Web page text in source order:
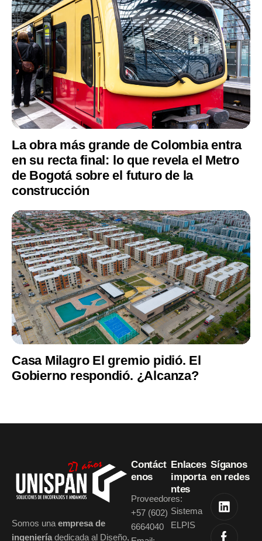
La obra más grande de Colombia entra
en su recta final: lo que revela el Metro
de Bogotá sobre el futuro de la
construcción
Casa Milagro El gremio pidió. El
Gobierno respondió. ¿Alcanza?
Somos una empresa de
ingeniería dedicada al Diseño,
Contáct
enos
Proveedores:
+57 (602)
6664040
Enlaces
importa
ntes
Sistema
ELPIS
Síganos
en redes